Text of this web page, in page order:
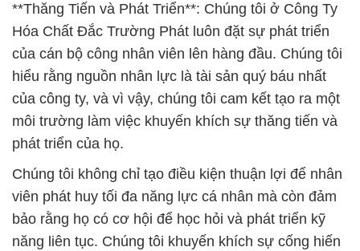
**Thăng Tiến và Phát Triển**: Chúng tôi ở Công Ty
Hóa Chất Đắc Trường Phát luôn đặt sự phát triển
của cán bộ công nhân viên lên hàng đầu. Chúng tôi
hiểu rằng nguồn nhân lực là tài sản quý báu nhất
của công ty, và vì vậy, chúng tôi cam kết tạo ra một
môi trường làm việc khuyến khích sự thăng tiến và
phát triển của họ.
Chúng tôi không chỉ tạo điều kiện thuận lợi để nhân
viên phát huy tối đa năng lực cá nhân mà còn đảm
bảo rằng họ có cơ hội để học hỏi và phát triển kỹ
năng liên tục. Chúng tôi khuyến khích sự cống hiến